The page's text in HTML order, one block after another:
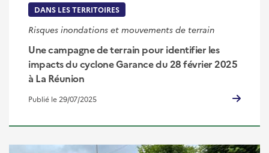
DANS LES TERRITOIRES
Risques inondations et mouvements de terrain
Une campagne de terrain pour identifier les
impacts du cyclone Garance du 28 février 2025
à La Réunion
Publié le 29/07/2025